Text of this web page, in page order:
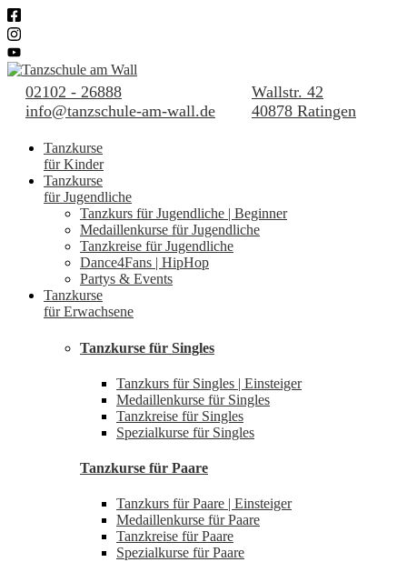
02102 - 26888
info@tanzschule-am-wall.de
Wallstr. 42
40878 Ratingen
Tanzkurse
für Kinder
Tanzkurse
für Jugendliche
Tanzkurs für Jugendliche | Beginner
Medaillenkurse für Jugendliche
Tanzkreise für Jugendliche
Dance4Fans | HipHop
Partys & Events
Tanzkurse
für Erwachsene
Tanzkurse für Singles
Tanzkurs für Singles | Einsteiger
Medaillenkurse für Singles
Tanzkreise für Singles
Spezialkurse für Singles
Tanzkurse für Paare
Tanzkurs für Paare | Einsteiger
Medaillenkurse für Paare
Tanzkreise für Paare
Spezialkurse für Paare